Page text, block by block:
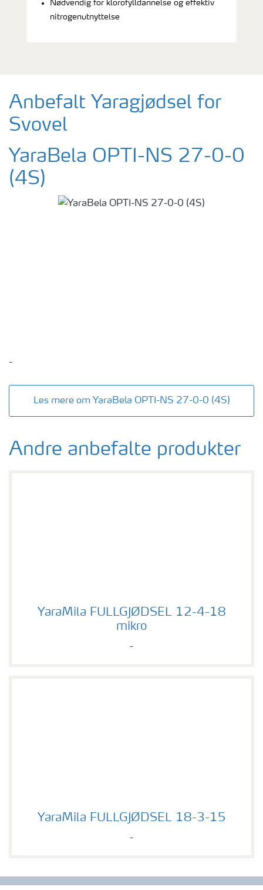
Nødvendig for klorofylldannelse og effektiv
nitrogenutnyttelse
Anbefalt Yaragjødsel for
Svovel
YaraBela OPTI-NS 27-0-0
(4S)
-
Les mere om YaraBela OPTI-NS 27-0-0 (4S)
Andre anbefalte produkter
YaraMila FULLGJØDSEL 12-4-18 mikro
YaraMila FULLGJØDSEL 12-4-18
mikro
-
YaraMila FULLGJØDSEL 18-3-15
YaraMila FULLGJØDSEL 18-3-15
-